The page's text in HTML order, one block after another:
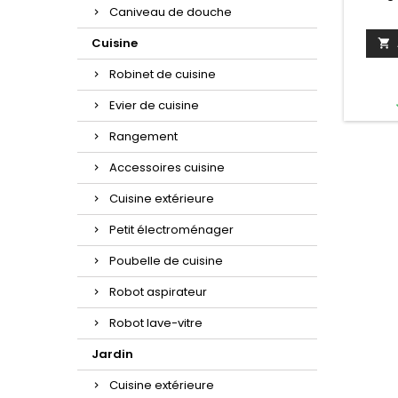
Caniveau de douche
Cuisine
Robinet de cuisine
Evier de cuisine
Rangement
Accessoires cuisine
Cuisine extérieure
Petit électroménager
Poubelle de cuisine
Robot aspirateur
Robot lave-vitre
Jardin
Cuisine extérieure
et
gold
x10,7
